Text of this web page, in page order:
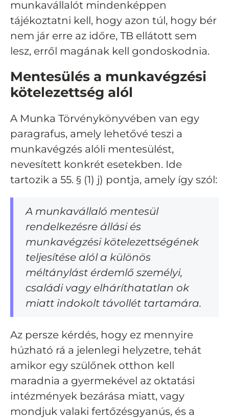
munkavállalót mindenképpen
tájékoztatni kell, hogy azon túl, hogy bér
nem jár erre az időre, TB ellátott sem
lesz, erről magának kell gondoskodnia.
Mentesülés a munkavégzési
kötelezettség alól
A Munka Törvénykönyvében van egy
paragrafus, amely lehetővé teszi a
munkavégzés alóli mentesülést,
nevesített konkrét esetekben. Ide
tartozik a 55. § (1) j) pontja, amely így szól:
A munkavállaló mentesül
rendelkezésre állási és
munkavégzési kötelezettségének
teljesítése alól a különös
méltánylást érdemlő személyi,
családi vagy elháríthatatlan ok
miatt indokolt távollét tartamára.
Az persze kérdés, hogy ez mennyire
húzható rá a jelenlegi helyzetre, tehát
amikor egy szülőnek otthon kell
maradnia a gyermekével az oktatási
intézmények bezárása miatt, vagy
mondjuk valaki fertőzésgyanús, és a